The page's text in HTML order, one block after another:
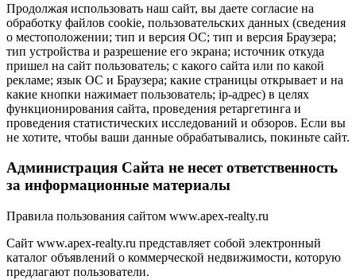
Продолжая использовать наш сайт, вы даете согласие на
обработку файлов cookie, пользовательских данных (сведения
о местоположении; тип и версия ОС; тип и версия Браузера;
тип устройства и разрешение его экрана; источник откуда
пришел на сайт пользователь; с какого сайта или по какой
рекламе; язык ОС и Браузера; какие страницы открывает и на
какие кнопки нажимает пользователь; ip-адрес) в целях
функционирования сайта, проведения ретаргетинга и
проведения статистических исследований и обзоров. Если вы
не хотите, чтобы ваши данные обрабатывались, покиньте сайт.
Администрация Сайта не несет ответственность
за информационные материалы
Правила пользования сайтом www.apex-realty.ru
Сайт www.apex-realty.ru представляет собой электронный
каталог объявлений о коммерческой недвижимости, которую
предлагают пользователи.